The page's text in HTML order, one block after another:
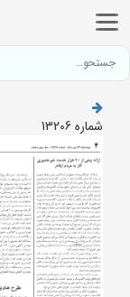
شماره 13206